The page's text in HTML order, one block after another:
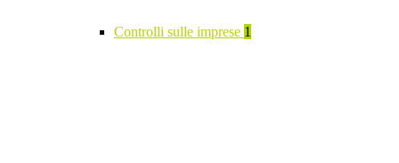
Controlli sulle imprese 1